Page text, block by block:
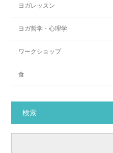
ヨガレッスン
ヨガ哲学・心理学
ワークショップ
食
検索